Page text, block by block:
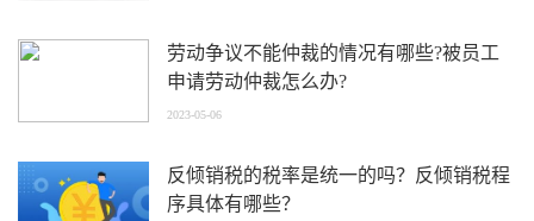
劳动争议不能仲裁的情况有哪些?被员工
申请劳动仲裁怎么办?
2023-05-06
反倾销税的税率是统一的吗？反倾销税程
序具体有哪些？